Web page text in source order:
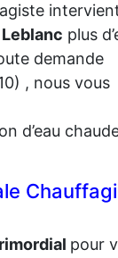
plus
demande
, nous vous
d’eau
pour